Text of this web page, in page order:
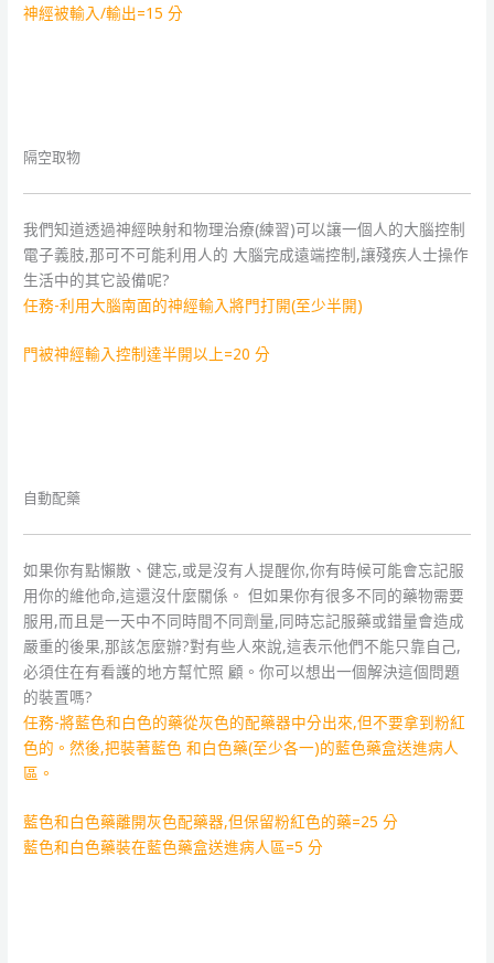
神經被輸入/輸出=15 分
隔空取物
我們知道透過神經映射和物理治療(練習)可以讓一個人的大腦控制
電子義肢,那可不可能利用人的 大腦完成遠端控制,讓殘疾人士操作
生活中的其它設備呢?
任務-利用大腦南面的神經輸入將門打開(至少半開)
門被神經輸入控制達半開以上=20 分
自動配藥
如果你有點懶散、健忘,或是沒有人提醒你,你有時候可能會忘記服
用你的維他命,這還沒什麼關係。 但如果你有很多不同的藥物需要
服用,而且是一天中不同時間不同劑量,同時忘記服藥或錯量會造成
嚴重的後果,那該怎麼辦?對有些人來說,這表示他們不能只靠自己,
必須住在有看護的地方幫忙照 顧。你可以想出一個解決這個問題
的裝置嗎?
任務-將藍色和白色的藥從灰色的配藥器中分出來,但不要拿到粉紅
色的。然後,把裝著藍色 和白色藥(至少各一)的藍色藥盒送進病人
區。
藍色和白色藥離開灰色配藥器,但保留粉紅色的藥=25 分
藍色和白色藥裝在藍色藥盒送進病人區=5 分